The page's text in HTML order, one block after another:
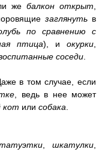
жебалкон открыт,
заглянуть в
по сравнению с
птица), иокурки,
соседи.
в том случае, если
, ведь в нее может
кот или собака.
, шкатулки,